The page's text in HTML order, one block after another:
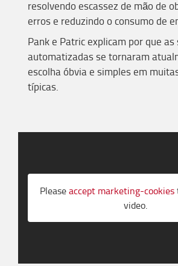
resolvendo escassez de mão de
erros e reduzindo o consumo de
Pank e Patric explicam por que as
automatizadas se tornaram
escolha óbvia e simples em
típicas.
Pleaseaccept marketing-cookies
video.